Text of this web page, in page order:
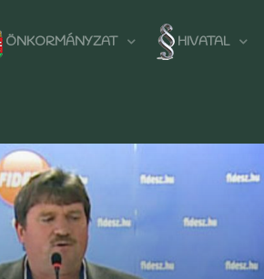
ÖNKORMÁNYZAT HIVATAL